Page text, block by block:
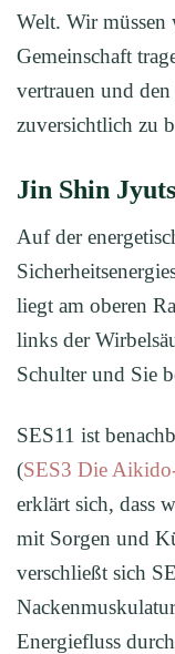
Welt. Wir müssen
Gemeinschaft
vertrauen und
zuversichtlich zu
Jin Shin
Auf der
liegt am oberen
links der
Schulter und Sie
SES11 ist
(SES3 Die
erklärt sich, dass
mit Sorgen und
verschließt sich
Energiefluss